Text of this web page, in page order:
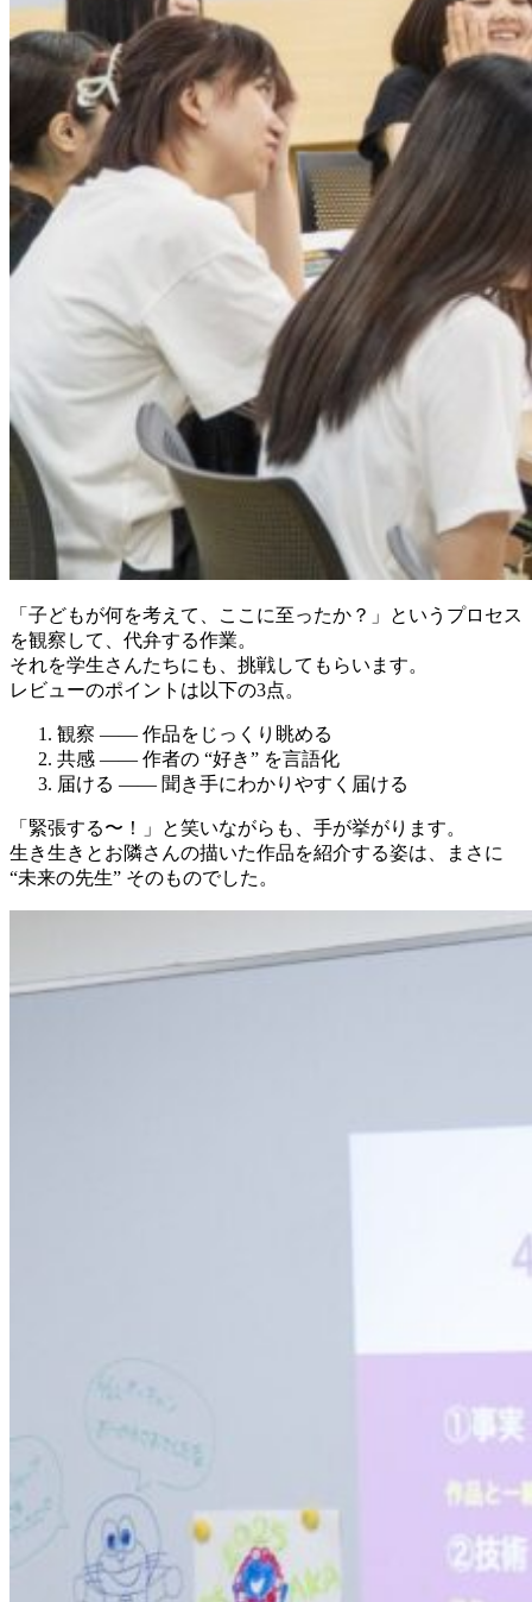
「子どもが何を考えて、ここに至ったか？」というプロセス
を観察して、代弁する作業。
それを学生さんたちにも、挑戦してもらいます。
レビューのポイントは以下の3点。
観察 —— 作品をじっくり眺める
共感 —— 作者の “好き” を言語化
届ける —— 聞き手にわかりやすく届ける
「緊張する〜！」と笑いながらも、手が挙がります。
生き生きとお隣さんの描いた作品を紹介する姿は、まさに
“未来の先生” そのものでした。